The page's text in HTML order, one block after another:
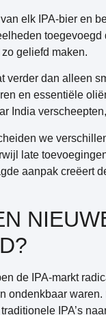
elk IPA-bier en
geliefd maken.
verder dan alleen
en essentiële
India
we
late
aanpak creëert
de IPA-markt
ondenkbaar
IPA’s